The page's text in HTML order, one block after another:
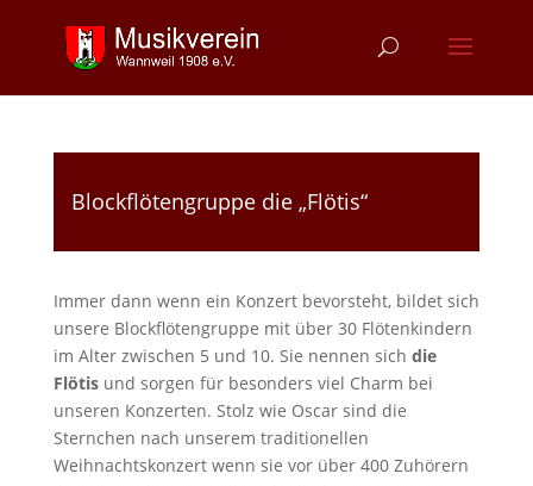
Blockflötengruppe die „Flötis“
Immer dann wenn ein Konzert bevorsteht, bildet sich
unsere Blockflötengruppe mit über 30 Flötenkindern
im Alter zwischen 5 und 10. Sie nennen sich die
Flötisund sorgen für besonders viel Charm bei
unseren Konzerten. Stolz wie Oscar sind die
Sternchen nach unserem traditionellen
Weihnachtskonzert wenn sie vor über 400 Zuhörern